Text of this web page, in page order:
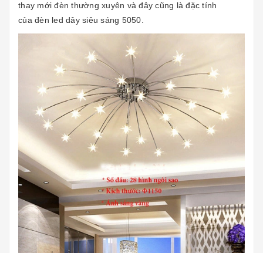
thay mới đèn thường xuyên và đây cũng là đặc tính
của đèn led dây siêu sáng 5050.